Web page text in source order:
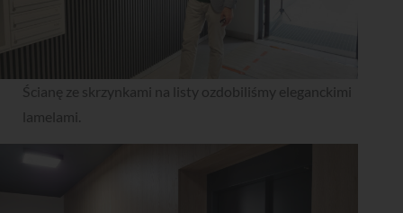
Ścianę ze skrzynkami na listy ozdobiliśmy eleganckimi
lamelami.